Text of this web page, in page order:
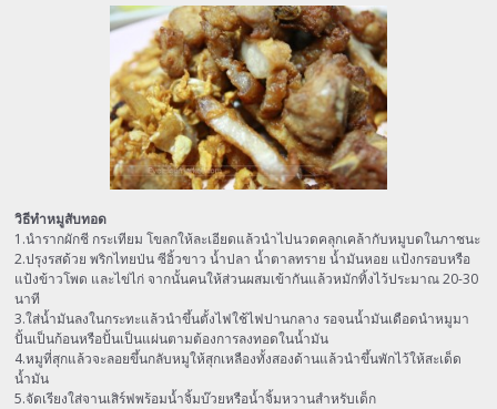
วิธีทำหมูสับทอด
1.นำรากผักชี กระเทียม โขลกให้ละเอียดแล้วนำไปนวดคลุกเคล้ากับหมูบดในภาชนะ
2.ปรุงรสด้วย พริกไทยป่น ซีอิ้วขาว น้ำปลา น้ำตาลทราย น้ำมันหอย แป้งกรอบหรือ
แป้งข้าวโพด และไข่ไก่ จากนั้นคนให้ส่วนผสมเข้ากันแล้วหมักทิ้งไว้ประมาณ 20-30
นาที
3.ใส่น้ำมันลงในกระทะแล้วนำขึ้นตั้งไฟใช้ไฟปานกลาง รอจนน้ำมันเดือดนำหมูมา
ปั้นเป็นก้อนหรือปั้นเป็นแผ่นตามต้องการลงทอดในน้ำมัน
4.หมูที่สุกแล้วจะลอยขึ้นกลับหมูให้สุกเหลืองทั้งสองด้านแล้วนำขึ้นพักไว้ให้สะเด็ด
น้ำมัน
5.จัดเรียงใส่จานเสิร์ฟพร้อมน้ำจิ้มบ๊วยหรือน้ำจิ้มหวานสำหรับเด็ก